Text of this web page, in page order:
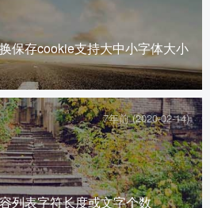
保存cookie支持大中小字体大小
7年前 (2020-02-14)
列表字符长度或文字个数